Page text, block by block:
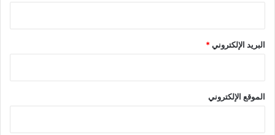
البريد الإلكتروني*
الموقع الإلكتروني